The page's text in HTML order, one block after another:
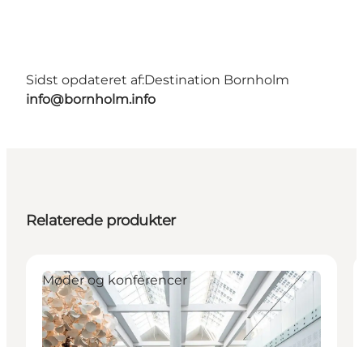
Sidst opdateret af:Destination Bornholm
info@bornholm.info
Relaterede produkter
Møder og konferencer